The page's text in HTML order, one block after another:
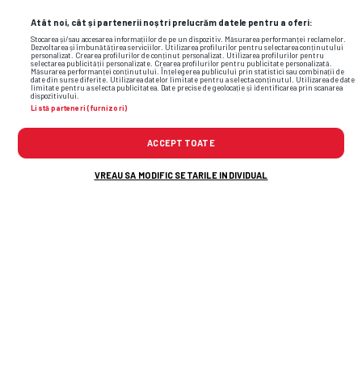
Atât noi, cât și partenerii noștri prelucrăm datele pentru a oferi:
Stocarea și/sau accesarea informațiilor de pe un dispozitiv. Măsurarea performanței reclamelor.
Dezvoltarea și îmbunătățirea serviciilor. Utilizarea profilurilor pentru selectarea conținutului
personalizat. Crearea profilurilor de conținut personalizat. Utilizarea profilurilor pentru
selectarea publicității personalizate. Crearea profilurilor pentru publicitate personalizată.
Măsurarea performanței conținutului. Înțelegerea publicului prin statistici sau combinații de
date din surse diferite. Utilizarea datelor limitate pentru a selecta conținutul. Utilizarea de date
limitate pentru a selecta publicitatea. Date precise de geolocație și identificarea prin scanarea
dispozitivului.
Listă parteneri (furnizori)
ACCEPT TOATE
VREAU SA MODIFIC SETARILE INDIVIDUAL